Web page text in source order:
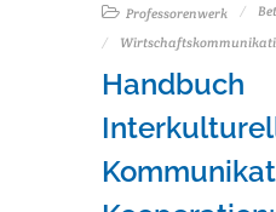
Professorenwerk
Handbuch